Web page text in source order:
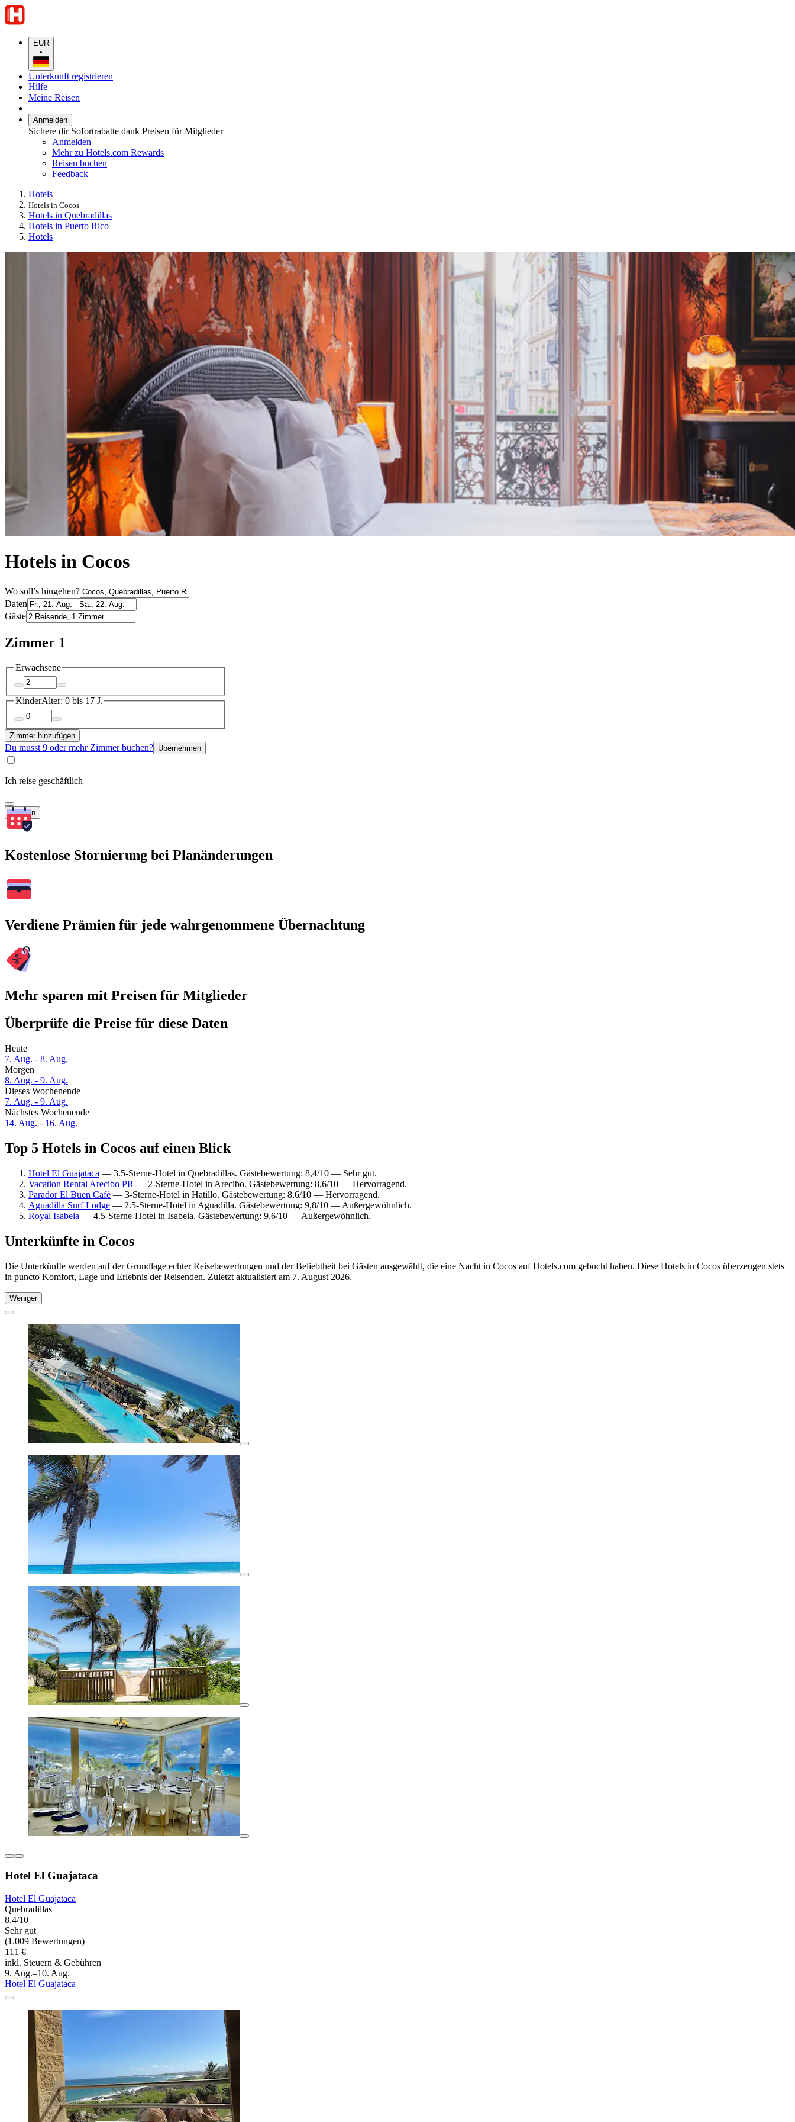
EUR
•
Unterkunft registrieren
Hilfe
Meine Reisen
Anmelden
Sichere dir Sofortrabatte dank Preisen für Mitglieder
Anmelden
Mehr zu Hotels.com Rewards
Reisen buchen
Feedback
Hotels
Hotels in Cocos
Hotels in Quebradillas
Hotels in Puerto Rico
Hotels
Hotels in Cocos
Wo soll’s hingehen?
Daten
Gäste
Zimmer 1
Erwachsene
KinderAlter: 0 bis 17 J.
Zimmer hinzufügen
Du musst 9 oder mehr Zimmer buchen? Übernehmen
Ich reise geschäftlich
Suchen
Kostenlose Stornierung bei Planänderungen
Verdiene Prämien für jede wahrgenommene Übernachtung
Mehr sparen mit Preisen für Mitglieder
Überprüfe die Preise für diese Daten
Heute
7. Aug. - 8. Aug.
Morgen
8. Aug. - 9. Aug.
Dieses Wochenende
7. Aug. - 9. Aug.
Nächstes Wochenende
14. Aug. - 16. Aug.
Top 5 Hotels in Cocos auf einen Blick
Hotel El Guajataca — 3.5-Sterne-Hotel in Quebradillas. Gästebewertung: 8,4/10 — Sehr gut.
Vacation Rental Arecibo PR — 2-Sterne-Hotel in Arecibo. Gästebewertung: 8,6/10 — Hervorragend.
Parador El Buen Café — 3-Sterne-Hotel in Hatillo. Gästebewertung: 8,6/10 — Hervorragend.
Aguadilla Surf Lodge — 2.5-Sterne-Hotel in Aguadilla. Gästebewertung: 9,8/10 — Außergewöhnlich.
Royal Isabela — 4.5-Sterne-Hotel in Isabela. Gästebewertung: 9,6/10 — Außergewöhnlich.
Unterkünfte in Cocos
Die Unterkünfte werden auf der Grundlage echter Reisebewertungen und der Beliebtheit bei Gästen ausgewählt, die eine Nacht in Cocos auf Hotels.com gebucht haben. Diese Hotels in Cocos überzeugen stets
in puncto Komfort, Lage und Erlebnis der Reisenden. Zuletzt aktualisiert am 7. August 2026.
Weniger
Hotel El Guajataca
Hotel El Guajataca
Quebradillas
8,4/10
Sehr gut
(1.009 Bewertungen)
111 €
inkl. Steuern & Gebühren
9. Aug.–10. Aug.
Hotel El Guajataca